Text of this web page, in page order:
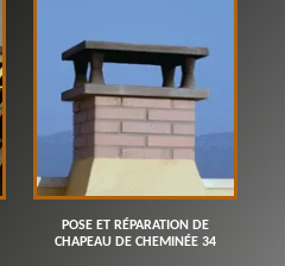
POSE ET RÉPARATION DE
CHAPEAU DE CHEMINÉE 34